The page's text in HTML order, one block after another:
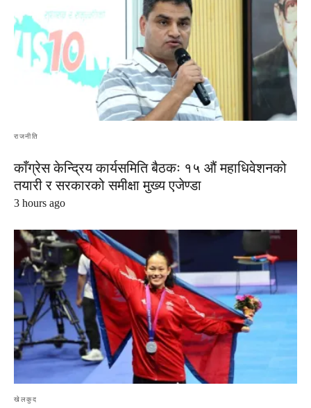
राजनीति
काँग्रेस केन्द्रिय कार्यसमिति बैठकः १५ औं महाधिवेशनको
तयारी र सरकारको समीक्षा मुख्य एजेण्डा
3 hours ago
खेलकुद